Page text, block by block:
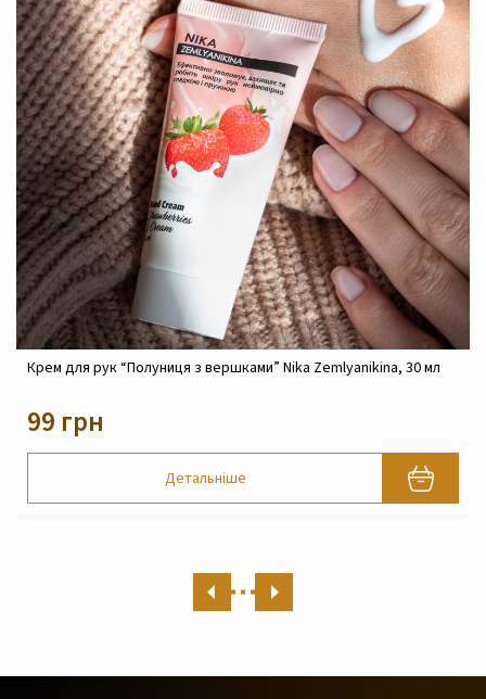
Крем для рук “Полуниця з вершками” Nika Zemlyanikina, 30 мл
99 грн
Детальніше